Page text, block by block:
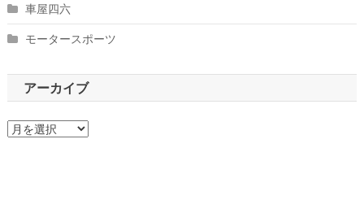
車屋四六
モータースポーツ
アーカイブ
ア